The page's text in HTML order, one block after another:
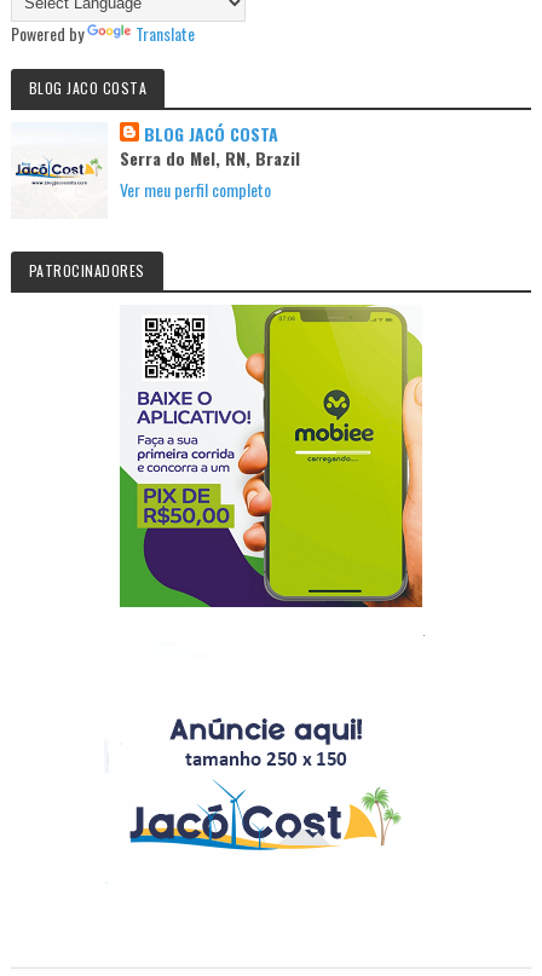
Powered by Translate
BLOG JACO COSTA
BLOG JACÓ COSTA
Serra do Mel, RN, Brazil
Ver meu perfil completo
PATROCINADORES